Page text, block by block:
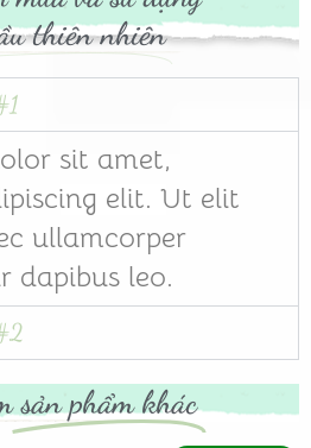
thiên nhiên
sit amet,
elit. Ut elit
ullamcorper
dapibus leo.
sản phẩm khác